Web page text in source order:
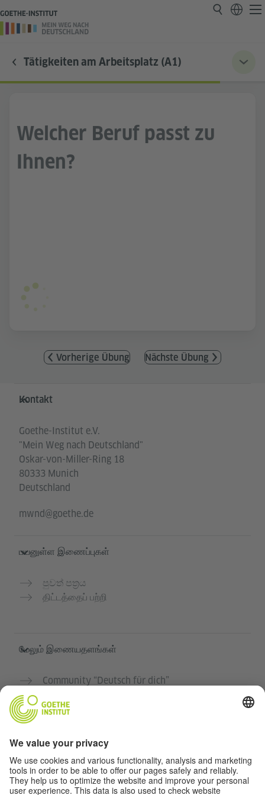
Tätigkeiten am Arbeitsplatz (A1)
Welcher Beruf passt zu
Ihnen?
Vorherige Übung Nächste Übung
Service- und Informationsbereich
Kontakt
Goethe-Institut e.V.
"Mein Weg nach Deutschland"
Oskar-von-Miller-Ring 18
80333 Munich
Deutschland
mwnd@goethe.de
பயனுள்ள இணைப்புகள்
පුවත් පත්‍රය
திட்டத்தைப் பற்றி
மேலும் இணையதளங்கள்
Community “Deutsch für dich”
கோய்த் இன்ஸ்டிடியூட்டின் ஜெர்மன் பாடநெறிகள்
தனியுரிமை மற்றும் அணுகல் வசதி